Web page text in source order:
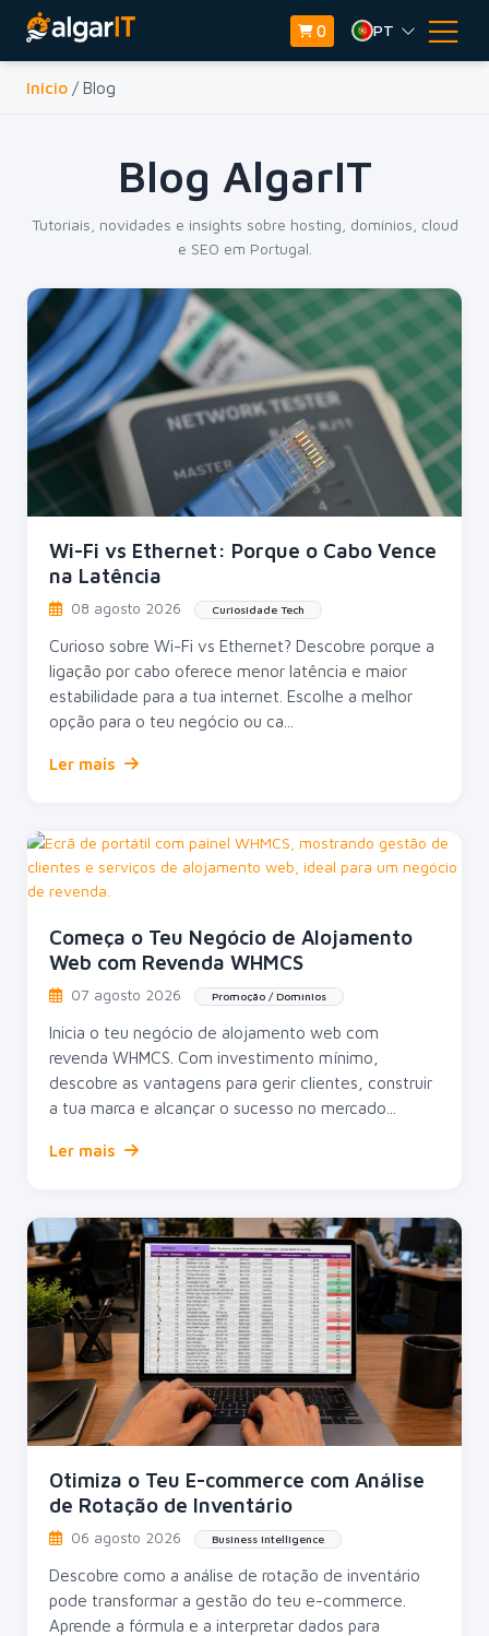
0 PT
Inicio / Blog
Blog AlgarIT
Tutoriais, novidades e insights sobre hosting, domínios, cloud
e SEO em Portugal.
Wi-Fi vs Ethernet: Porque o Cabo Vence
na Latência
08 agosto 2026 Curiosidade Tech
Curioso sobre Wi-Fi vs Ethernet? Descobre porque a
ligação por cabo oferece menor latência e maior
estabilidade para a tua internet. Escolhe a melhor
opção para o teu negócio ou ca...
Ler mais
Começa o Teu Negócio de Alojamento
Web com Revenda WHMCS
07 agosto 2026 Promoção / Domínios
Inicia o teu negócio de alojamento web com
revenda WHMCS. Com investimento mínimo,
descobre as vantagens para gerir clientes, construir
a tua marca e alcançar o sucesso no mercado...
Ler mais
Otimiza o Teu E-commerce com Análise
de Rotação de Inventário
06 agosto 2026 Business Intelligence
Descobre como a análise de rotação de inventário
pode transformar a gestão do teu e-commerce.
Aprende a fórmula e a interpretar dados para